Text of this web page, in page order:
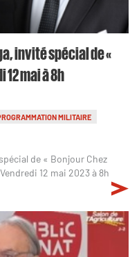
invité spécial de «
12 mai à 8h
MILITAIRE
de « Bonjour Chez
12 mai 2023 à 8h